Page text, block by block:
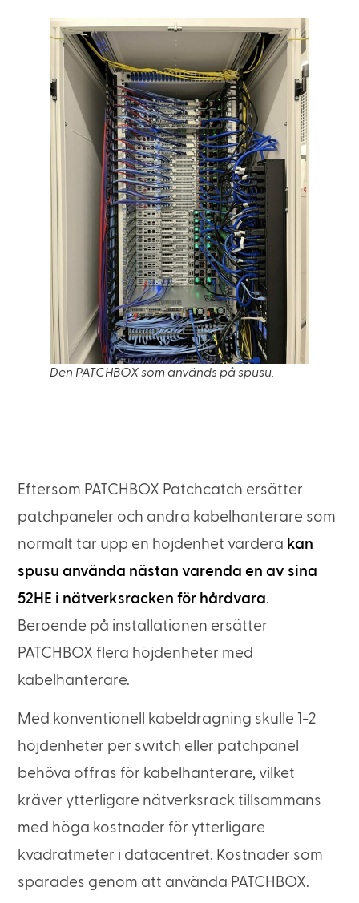
Den PATCHBOX som används på spusu.
Eftersom PATCHBOX Patchcatch ersätter
patchpaneler och andra kabelhanterare som
normalt tar upp en höjdenhet vardera kan
spusu använda nästan varenda en av sina
52HE i nätverksracken för hårdvara.
Beroende på installationen ersätter
PATCHBOX flera höjdenheter med
kabelhanterare.
Med konventionell kabeldragning skulle 1-2
höjdenheter per switch eller patchpanel
behöva offras för kabelhanterare, vilket
kräver ytterligare nätverksrack tillsammans
med höga kostnader för ytterligare
kvadratmeter i datacentret. Kostnader som
sparades genom att använda PATCHBOX.